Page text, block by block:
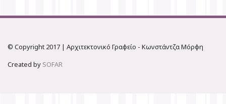
© Copyright 2017 | Αρχιτεκτονικό Γραφείο - Κωνστάντζα Μόρφη
Created by SOFAR